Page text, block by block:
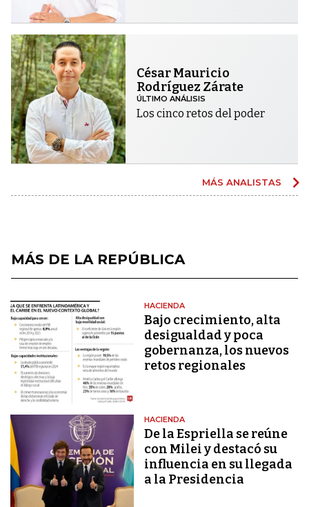
César Mauricio
Rodríguez Zárate
ÚLTIMO ANÁLISIS
Los cinco retos del poder
MÁS ANALISTAS
MÁS DE LA REPÚBLICA
HACIENDA
Bajo crecimiento, alta
desigualdad y poca
gobernanza, los nuevos
retos regionales
HACIENDA
De la Espriella se reúne
con Milei y destacó su
influencia en su llegada
a la Presidencia